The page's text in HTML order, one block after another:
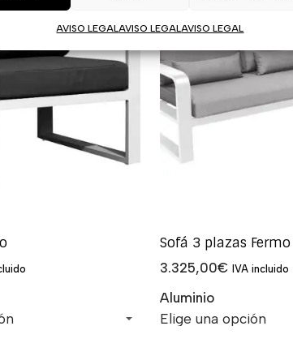
AVISO LEGAL AVISO LEGAL AVISO LEGAL
Sofá 3 plazas Fermo
3.325,00€ IVA incluido
Aluminio